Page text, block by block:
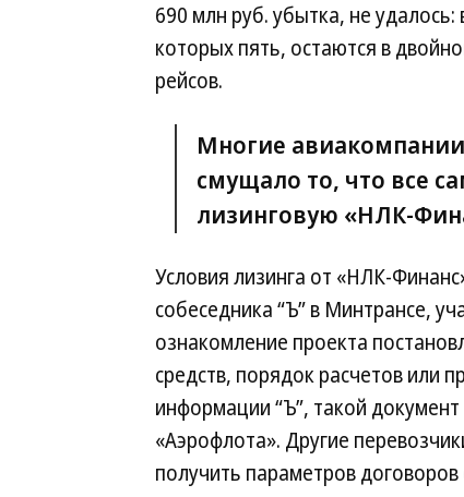
690 млн руб. убытка, не
которых пять, остаются в
рейсов.
Многие
смущало то, что все
лизинговую «НЛК-
Условия лизинга от «НЛК-
собеседника “Ъ” в Минтрансе,
ознакомление проекта
средств, порядок расчетов или
информации “Ъ”, такой
«Аэрофлота». Другие
получить параметров